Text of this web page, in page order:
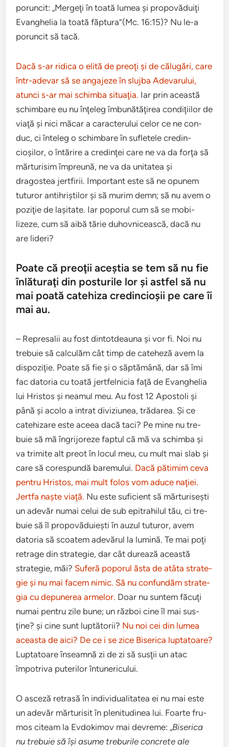
poruncit: „Mer­geţi în toată lumea şi propo­văduiţi
Evanghe­lia la toată făptura”(Mc. 16:15)? Nu le-a
poruncit să tacă.
Dacă s-ar ridica o elită de preoţi şi de călu­gări, care
într-adevar să se anga­jeze în slu­jba Ade­varu­lui,
atunci s-ar mai schimba sit­u­a­ţia. Iar prin această
schim­bare eu nu înţe­leg îmbunătăţirea con­di­ţi­ilor de
viaţă şi nici măcar a car­ac­teru­lui celor ce ne con­
duc, ci înte­leg o schim­bare în sufletele cred­in­
cioşilor, o întărire a cred­in­ţei care ne va da forţa să
măr­tur­isim împre­ună, ne va da uni­tatea şi
dragostea jert­firii. Impor­tant este să ne opunem
tuturor antihriş­tilor şi să murim demn; să nu avem o
poz­i­ţie de laşitate. Iar poporul cum să se mobi­
lizeze, cum să aibă tărie duhovnicească, dacă nu
are lideri?
Poate că preoţii aceştia se tem să nu fie
înlăt­u­raţi din pos­turile lor şi ast­fel să nu
mai poată cate­hiza cred­in­cioşii pe care îi
mai au.
– Repre­salii au fost din­tot­deauna şi vor fi. Noi nu
tre­buie să cal­cu­lăm cât timp de cate­heză avem la
dis­poz­i­ţie. Poate să fie şi o săp­tă­mână, dar să îmi
fac dato­ria cu toată jert­fel­ni­cia faţă de Evanghe­lia
lui Hris­tos şi nea­mul meu. Au fost 12 Apos­toli şi
până şi acolo a intrat diviz­iunea, trădarea. Şi ce
cate­hizare este aceea dacă taci? Pe mine nu tre­
buie să mă îngri­joreze fap­tul că mă va schimba şi
va trim­ite alt preot în locul meu, cu mult mai slab şi
care să core­spundă baremu­lui. Dacă pătimim ceva
pen­tru Hris­tos, mai mult folos vom aduce naţiei.
Jertfa naşte viaţă. Nu este sufi­cient să măr­turis­eşti
un ade­văr numai celui de sub epi­trahilul tău, ci tre­
buie să îl propo­văduieşti în auzul tuturor, avem
dato­ria să scoatem ade­vărul la lumină. Te mai poţi
retrage din strate­gie, dar cât durează această
strate­gie, măi? Suferă poporul ăsta de atâta strate­
gie şi nu mai facem nimic. Să nu con­fun­dăm strate­
gia cu depunerea armelor. Doar nu sun­tem făcuţi
numai pen­tru zile bune; un război cine îl mai sus­
ţine? şi cine sunt lup­tă­torii? Nu noi cei din lumea
aceasta de aici? De ce i se zice Bis­er­ica lup­ta­toare?
Lup­ta­toare înseamnă zi de zi să susţii un atac
împotriva put­er­ilor întuner­icu­lui.
O asceză retrasă în indi­vid­u­al­i­tatea ei nu mai este
un ade­văr măr­tur­isit în plen­i­tudinea lui. Foarte fru­
mos citeam la Evdoki­mov mai devreme: „Bis­er­ica
nu tre­buie să îşi asume tre­burile con­crete ale